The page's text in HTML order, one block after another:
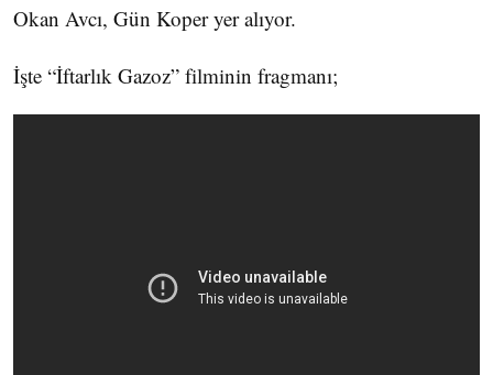
Okan Avcı, Gün Koper yer alıyor.
İşte “İftarlık Gazoz” filminin fragmanı;